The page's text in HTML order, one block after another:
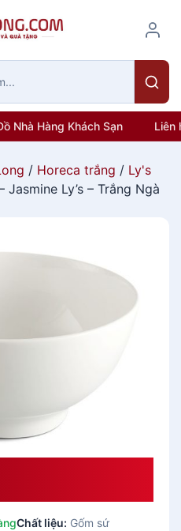
Nhà Hàng Khách Sạn Liên
/ Horeca trắng / Ly's
Ly’s – Trắng Ngà
Chất liệu: Gốm sứ